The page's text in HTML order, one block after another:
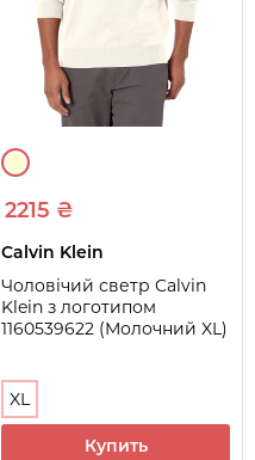
2215 ₴
Calvin Klein
Чоловічий светр Calvin
Klein з логотипом
1160539622 (Молочний XL)
XL
Купить